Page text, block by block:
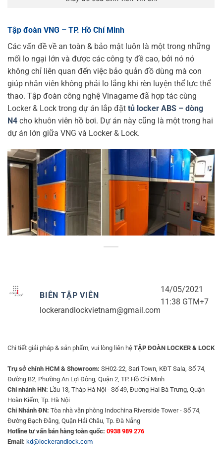
Tập đoàn VNG – TP. Hồ Chí Minh
Các vấn đề về an toàn & bảo mật luôn là một trong những
mối lo ngại lớn và được các công ty đề cao, bởi nó nó
không chỉ liên quan đến việc bảo quản đồ dùng mà con
giúp nhân viên không phải lo lắng khi rèn luyện thể lực thể
thao. Tập đoàn công nghệ Vinagame đã hợp tác cùng
Locker & Lock trong dự án lắp đặt tủ locker ABS – dòng
N4 cho khuôn viên hồ bơi. Dự án này cũng là một trong hai
dự án lớn giữa VNG và Locker & Lock.
BIÊN TẬP VIÊN
lockerandlockvietnam@gmail.com
14/05/2021
11:38 GTM+7
Chi tiết giải pháp & sản phẩm, vui lòng liên hệ TẬP ĐOÀN LOCKER & LOCK
Trụ sở chính HCM & Showroom: SH02-22, Sari Town, KĐT Sala, Số 74,
Đường B2, Phường An Lợi Đông, Quận 2, TP. Hồ Chí Minh
Chi nhánh HN: Lầu 13, Tháp Hà Nội - Số 49, Đường Hai Bà Trưng, Quận
Hoàn Kiếm, Tp. Hà Nội
Chi Nhánh ĐN: Tòa nhà văn phòng Indochina Riverside Tower - Số 74,
Đường Bạch Đằng, Quận Hải Châu, Tp. Đà Nẵng
Hotline tư vấn bán hàng toàn quốc: 0938 989 276
Email: kd@lockerandlock.com